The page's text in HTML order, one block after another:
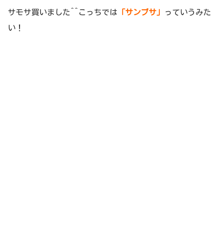
サモサ買いました^^こっちでは 「サンブサ」
っていうみた
い！